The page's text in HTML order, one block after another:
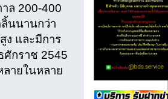
ล 200-400
นนานกว่า
ง และมีการ
ศักราช 2545
ายในหลาย